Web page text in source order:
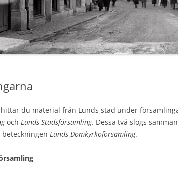
KONTAKT
hittar du material från Lunds stad under
och Lunds Stadsförsamling. Dessa två slogs
beteckningen Lunds Domkyrkoförsamling.